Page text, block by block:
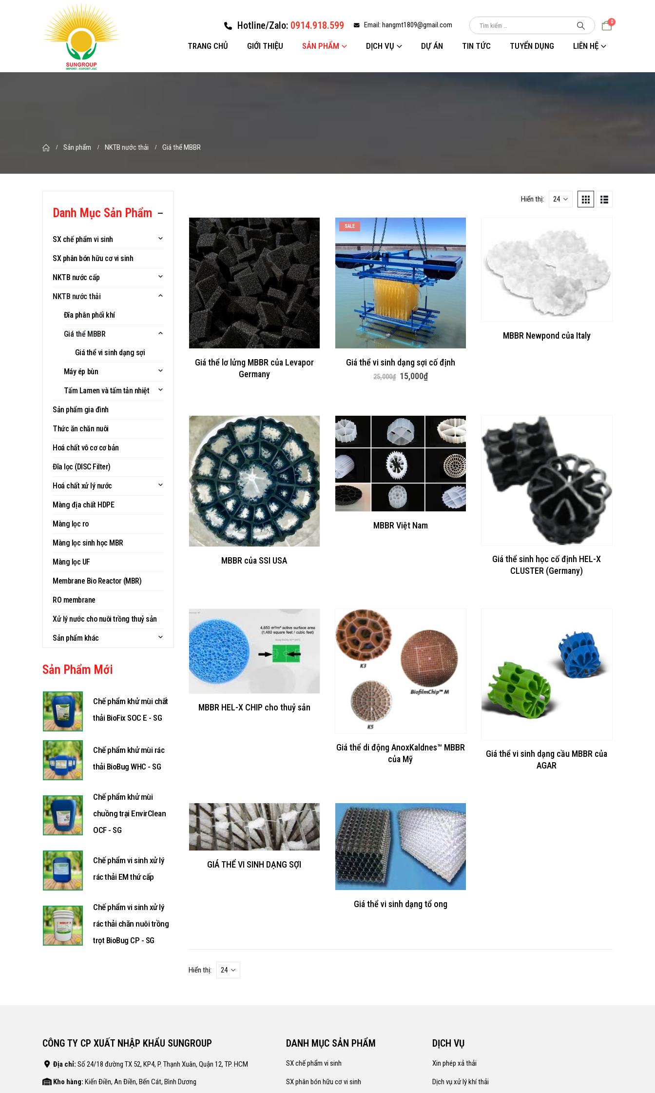
Hotline/Zalo: 0914.918.599 Email: hangmt1809@gmail.com 0
TRANG CHỦ GIỚI THIỆU SẢN PHẨM DỊCH VỤ DỰ ÁN TIN TỨC TUYỂN DỤNG LIÊN HỆ
Sản phẩm NKTB nước thải Giá thể MBBR
Hiển thị:
Giá thể lơ lửng MBBR của Levapor
Germany
SALE
Giá thể vi sinh dạng sợi cố định
25,000₫ Giá
gốc
15,000₫Giá
MBBR Newpond của Italy
MBBR của SSI USA
MBBR Việt Nam
Giá thể sinh học cố định HEL-X
CLUSTER (Germany)
MBBR HEL-X CHIP cho thuỷ sản
Giá thể di động AnoxKaldnes™ MBBR
của Mỹ
Giá thể vi sinh dạng cầu MBBR của
AGAR
GIÁ THỂ VI SINH DẠNG SỢI
Giá thể vi sinh dạng tổ ong
Hiển thị:
Danh Mục Sản Phẩm
SX chế phẩm vi sinh
SX phân bón hữu cơ vi sinh
NKTB nước cấp
NKTB nước thải
Đĩa phân phối khí
Giá thể MBBR
Giá thể vi sinh dạng sợi
Máy ép bùn
Tấm Lamen và tấm tản nhiệt
Sản phẩm gia đình
Thức ăn chăn nuôi
Hoá chất vô cơ cơ bản
Đĩa lọc (DISC Filter)
Hoá chất xử lý nước
Màng địa chất HDPE
Màng lọc ro
Màng lọc sinh học MBR
Màng lọc UF
Membrane Bio Reactor (MBR)
RO membrane
Xử lý nước cho nuôi trồng thuỷ sản
Sản phẩm khác
Sản Phẩm Mới
Chế phẩm khử mùi chất
thải BioFix SOC E - SG
Chế phẩm khử mùi rác
thải BioBug WHC - SG
Chế phẩm khử mùi
chuồng trại EnvirClean
OCF - SG
Chế phẩm vi sinh xử lý
rác thải EM thứ cấp
Chế phẩm vi sinh xử lý
rác thải chăn nuôi trồng
trọt BioBug CP - SG
CÔNG TY CP XUẤT NHẬP KHẨU SUNGROUP
Địa chỉ: Số 24/18 đường TX 52, KP4, P. Thạnh Xuân, Quận 12, TP. HCM
Kho hàng: Kiến Điền, An Điền, Bến Cát, Bình Dương
DANH MỤC SẢN PHẨM
SX chế phẩm vi sinh
SX phân bón hữu cơ vi sinh
DỊCH VỤ
Xin phép xả thải
Dịch vụ xử lý khí thải